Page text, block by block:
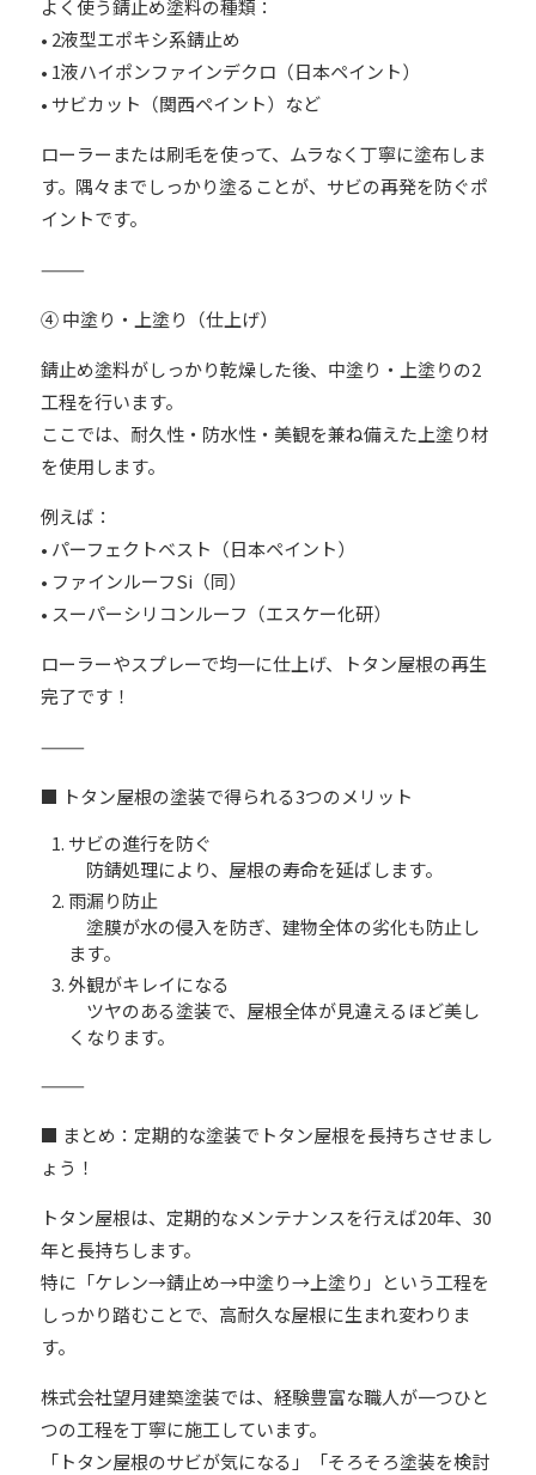
よく使う錆止め塗料の種類：
• 2液型エポキシ系錆止め
• 1液ハイポンファインデクロ（日本ペイント）
• サビカット（関西ペイント）など
ローラーまたは刷毛を使って、ムラなく丁寧に塗布しま
す。隅々までしっかり塗ることが、サビの再発を防ぐポ
イントです。
⸻
④ 中塗り・上塗り（仕上げ）
錆止め塗料がしっかり乾燥した後、中塗り・上塗りの2
工程を行います。
ここでは、耐久性・防水性・美観を兼ね備えた上塗り材
を使用します。
例えば：
• パーフェクトベスト（日本ペイント）
• ファインルーフSi（同）
• スーパーシリコンルーフ（エスケー化研）
ローラーやスプレーで均一に仕上げ、トタン屋根の再生
完了です！
⸻
■ トタン屋根の塗装で得られる3つのメリット
サビの進行を防ぐ
防錆処理により、屋根の寿命を延ばします。
雨漏り防止
塗膜が水の侵入を防ぎ、建物全体の劣化も防止し
ます。
外観がキレイになる
ツヤのある塗装で、屋根全体が見違えるほど美し
くなります。
⸻
■ まとめ：定期的な塗装でトタン屋根を長持ちさせまし
ょう！
トタン屋根は、定期的なメンテナンスを行えば20年、30
年と長持ちします。
特に「ケレン→錆止め→中塗り→上塗り」という工程を
しっかり踏むことで、高耐久な屋根に生まれ変わりま
す。
株式会社望月建築塗装では、経験豊富な職人が一つひと
つの工程を丁寧に施工しています。
「トタン屋根のサビが気になる」「そろそろ塗装を検討